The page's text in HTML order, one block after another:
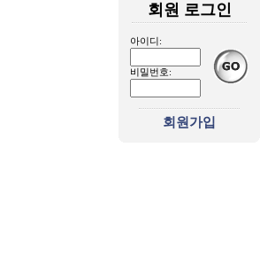
회원 로그인
아이디:
비밀번호:
회원가입